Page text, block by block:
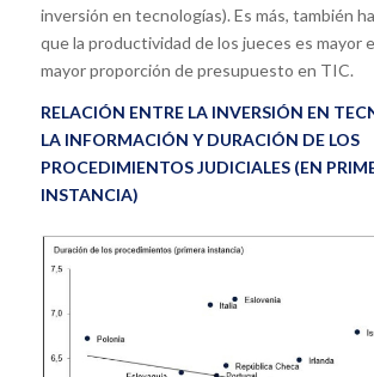
inversión en tecnologías). Es más, también
que la productividad de los jueces es mayor
mayor proporción de presupuesto en TIC.
RELACIÓN ENTRE LA INVERSIÓN EN
LA INFORMACIÓN Y DURACIÓN DE LOS
PROCEDIMIENTOS JUDICIALES (EN
INSTANCIA)